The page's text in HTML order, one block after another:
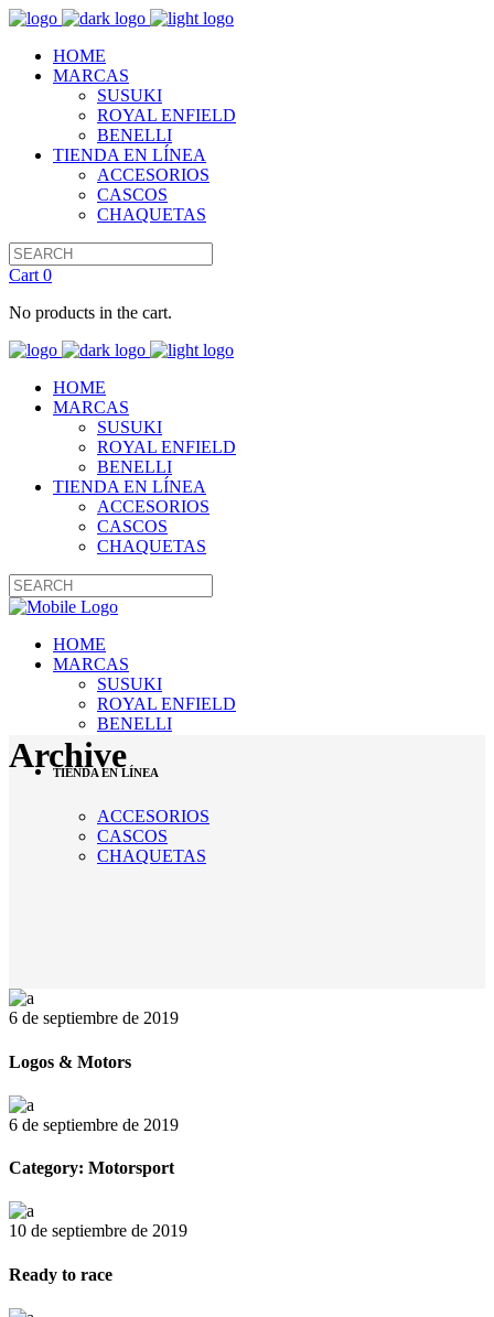
HOME
MARCAS
SUSUKI
ROYAL ENFIELD
BENELLI
TIENDA EN LÍNEA
ACCESORIOS
CASCOS
CHAQUETAS
Cart 0
No products in the cart.
HOME
MARCAS
SUSUKI
ROYAL ENFIELD
BENELLI
TIENDA EN LÍNEA
ACCESORIOS
CASCOS
CHAQUETAS
HOME
MARCAS
SUSUKI
ROYAL ENFIELD
BENELLI
TIENDA EN LÍNEA
ACCESORIOS
CASCOS
CHAQUETAS
Archive
6 de septiembre de 2019
Logos & Motors
6 de septiembre de 2019
Category: Motorsport
10 de septiembre de 2019
Ready to race